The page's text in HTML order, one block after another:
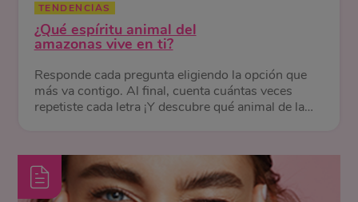
TENDENCIAS
¿Qué espíritu animal del
amazonas vive en ti?
Responde cada pregunta eligiendo la opción que
más va contigo. Al final, cuenta cuántas veces
repetiste cada letra ¡Y descubre qué animal de la